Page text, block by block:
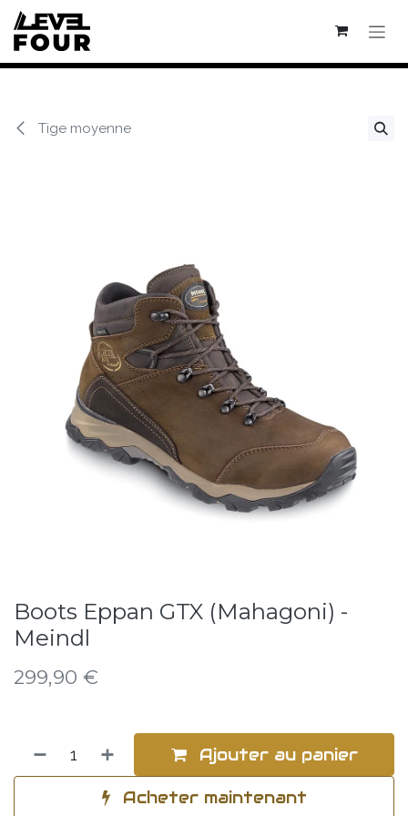
Se rendre au contenu
Tige moyenne
Boots Eppan GTX (Mahagoni) -
Meindl
299,90 €
Ajouter au panier
Acheter maintenant